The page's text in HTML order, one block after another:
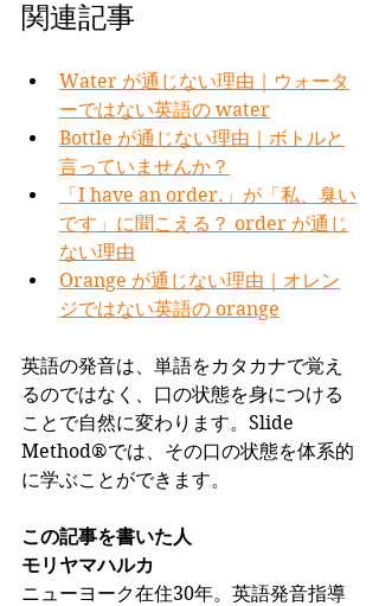
関連記事
Water が通じない理由｜ウォータ
ーではない英語の water
Bottle が通じない理由｜ボトルと
言っていませんか？
「I have an order.」が「私、臭い
です」に聞こえる？ order が通じ
ない理由
Orange が通じない理由｜オレン
ジではない英語の orange
英語の発音は、単語をカタカナで覚え
るのではなく、口の状態を身につける
ことで自然に変わります。Slide
Method®では、その口の状態を体系的
に学ぶことができます。
この記事を書いた人
モリヤマハルカ
ニューヨーク在住30年。英語発音指導